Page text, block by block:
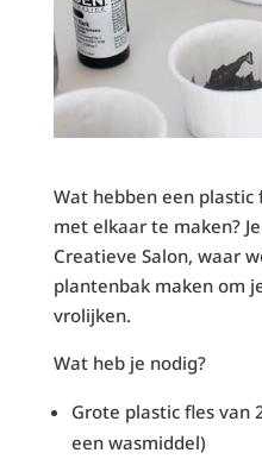
Wat hebben een
met elkaar te maken?
Creatieve Salon, waar
plantenbak maken om
vrolijken.
Wat heb je nodig?
Grote plastic fles van
een wasmiddel)